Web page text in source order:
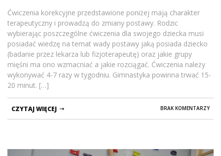
Ćwiczenia korekcyjne przedstawione poniżej mają charakter
terapeutyczny i prowadzą do zmiany postawy. Rodzic
wybierając poszczególne ćwiczenia dla swojego dziecka musi
posiadać wiedzę na temat wady postawy jaką posiada dziecko
(badanie przez lekarza lub fizjoterapeutę) oraz jakie grupy
mięśni ma ono wzmacniać a jakie rozciągać. Ćwiczenia należy
wykonywać 4-7 razy w tygodniu. Gimnastyka powinna trwać 15-
20 minut. […]
BRAK KOMENTARZY
CZYTAJ WIĘCEJ